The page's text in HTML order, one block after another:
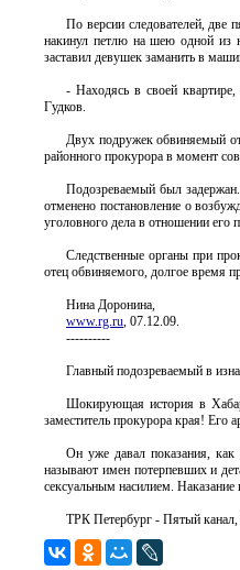
По версии следователей, две
накинул петлю на шею одной из
заставил девушек заманить в
- Находясь в своей квартире,
Гудков.
Двух подружек обвиняемый
районного прокурора в момент
Подозреваемый был
отменено постановление о
уголовного дела в отношении его
Следственные органы при
отец обвиняемого, долгое время
Нина Доронина,
www.rg.ru, 07.12.09.
----------
Главный подозреваемый в
Шокирующая история в
заместитель прокурора края! Его
Он уже давал показания, как
называют имен потерпевших и
сексуальным насилием. Наказание
ТРК Петербург - Пятый канал,